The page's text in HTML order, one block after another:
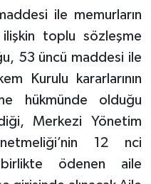
ile memurların
toplu sözleşme
53 üncü maddesi ile
Kurulu kararlarının
hükmünde olduğu
Merkezi Yönetim
12 nci
birlikte ödenen aile